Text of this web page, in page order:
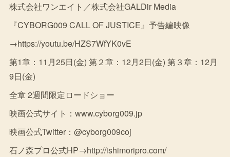
株式会社ワンエイト／株式会社GALDir Media
『CYBORG009 CALL OF JUSTICE』予告編映像
→https://youtu.be/HZS7WfYK0vE
第1章：11月25日(金) 第２章：12月2日(金) 第３章：12月
9日(金)
全章 2週間限定ロードショー
映画公式サイト：www.cyborg009.jp
映画公式Twitter：@cyborg009coj
石ノ森プロ公式HP→http://ishimoripro.com/